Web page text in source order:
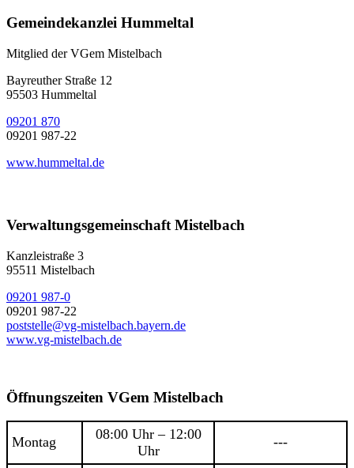
Gemeindekanzlei Hummeltal
Mitglied der VGem Mistelbach
Bayreuther Straße 12
95503 Hummeltal
09201 870
09201 987-22
www.hummeltal.de
Verwaltungsgemeinschaft Mistelbach
Kanzleistraße 3
95511 Mistelbach
09201 987-0
09201 987-22
poststelle@vg-mistelbach.bayern.de
www.vg-mistelbach.de
Öffnungszeiten VGem Mistelbach
Montag
08:00 Uhr – 12:00
Uhr
---